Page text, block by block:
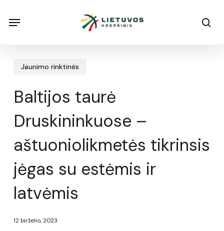
Menu
Jaunimo rinktinės
Baltijos taurė
Druskininkuose –
aštuoniolikmetės tikrinsis
jėgas su estėmis ir
latvėmis
12 birželio, 2023